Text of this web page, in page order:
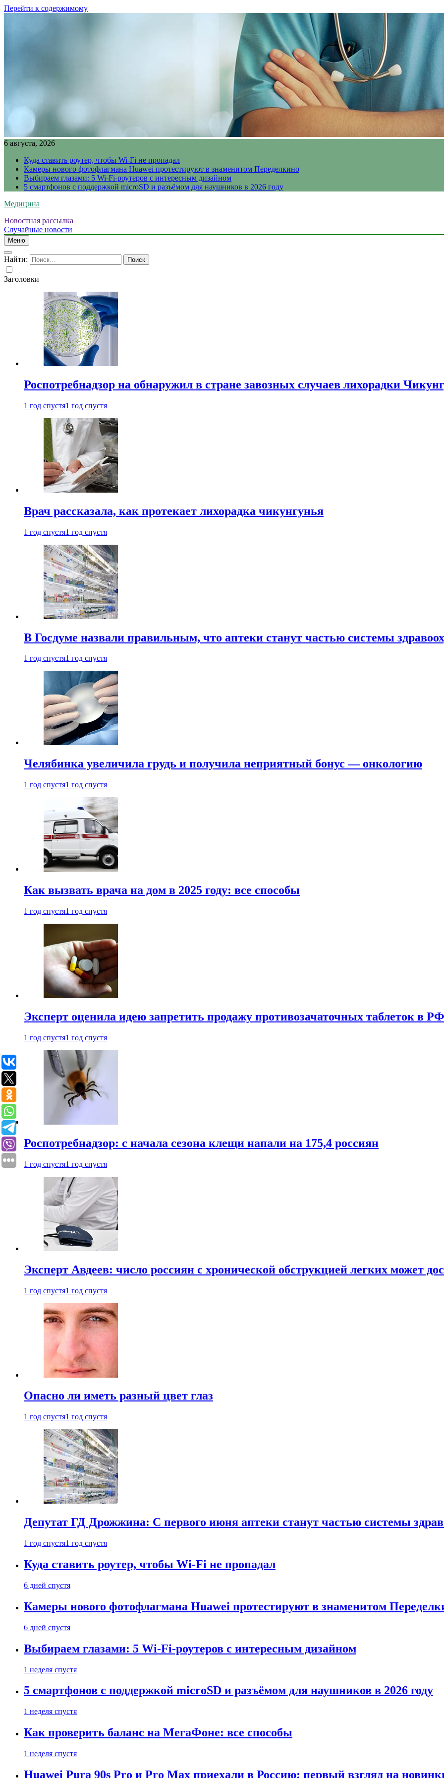
Перейти к содержимому
6 августа, 2026
Куда ставить роутер, чтобы Wi-Fi не пропадал
Камеры нового фотофлагмана Huawei протестируют в знаменитом Переделкино
Выбираем глазами: 5 Wi-Fi-роутеров с интересным дизайном
5 смартфонов с поддержкой microSD и разъёмом для наушников в 2026 году
Медицина
Новостная рассылка
Случайные новости
Меню
Найти:
Заголовки
Роспотребнадзор на обнаружил в стране завозных случаев лихорадки
1 год спустя1 год спустя
Врач рассказала, как протекает лихорадка чикунгунья
1 год спустя1 год спустя
В Госдуме назвали правильным, что аптеки станут частью системы
1 год спустя1 год спустя
Челябинка увеличила грудь и получила неприятный бонус — онкологию
1 год спустя1 год спустя
Как вызвать врача на дом в 2025 году: все способы
1 год спустя1 год спустя
Эксперт оценила идею запретить продажу противозачаточных таблеток в РФ
1 год спустя1 год спустя
Роспотребнадзор: с начала сезона клещи напали на 175,4 россиян
1 год спустя1 год спустя
Эксперт Авдеев: число россиян с хронической обструкцией легких может
1 год спустя1 год спустя
Опасно ли иметь разный цвет глаз
1 год спустя1 год спустя
Депутат ГД Дрожжина: С первого июня аптеки станут частью системы
1 год спустя1 год спустя
Куда ставить роутер, чтобы Wi-Fi не пропадал
6 дней спустя
Камеры нового фотофлагмана Huawei протестируют в знаменитом
6 дней спустя
Выбираем глазами: 5 Wi-Fi-роутеров с интересным дизайном
1 неделя спустя
5 смартфонов с поддержкой microSD и разъёмом для наушников в 2026 году
1 неделя спустя
Как проверить баланс на МегаФоне: все способы
1 неделя спустя
Huawei Pura 90s Pro и Pro Max приехали в Россию: первый взгляд на